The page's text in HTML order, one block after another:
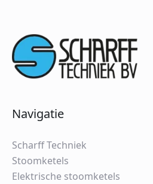
Navigatie
Scharff Techniek
Stoomketels
Elektrische stoomketels